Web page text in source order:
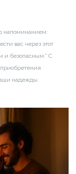
напоминанием:
вас через этот
и безопасным.” С
надежды.